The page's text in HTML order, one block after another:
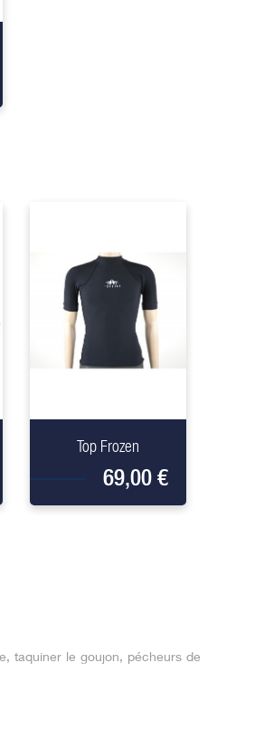
+
Top Frozen
69,00 €
taquiner le goujon, pécheurs de